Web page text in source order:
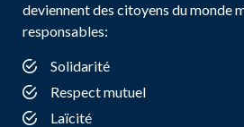
deviennent des citoyens du monde
responsables:
Solidarité
Respect mutuel
Laïcité